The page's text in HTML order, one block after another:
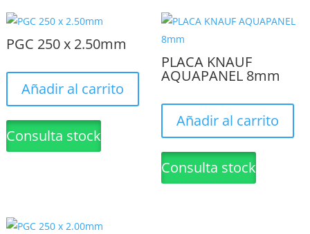
PGC 250 x 2.50mm
Añadir al carrito
Consulta stock
PLACA KNAUF
AQUAPANEL 8mm
Añadir al carrito
Consulta stock